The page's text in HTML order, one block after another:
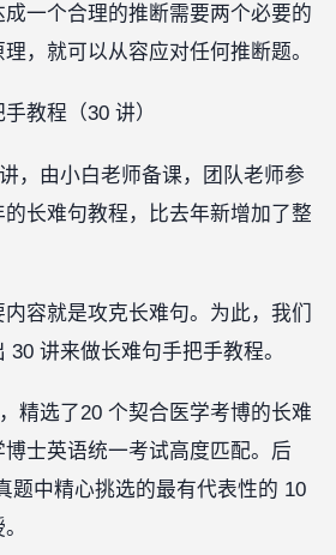
一个合理的推断需要两个必要的
，就可以从容应对任何推断题。
教程（30 讲）
，由小白老师备课，团队老师参
长难句教程，比去年新增加了整
容就是攻克长难句。为此，我们
讲来做长难句手把手教程。
精选了20 个契合医学考博的长难
士英语统一考试高度匹配。后
题中精心挑选的最有代表性的 10